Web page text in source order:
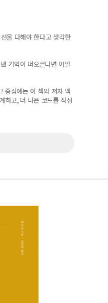
을 다해야 한다고 생각한
기억이 떠오른다면 어떨
중심에는 이 책의 저자 맥
하고, 더 나은 코드를 작성